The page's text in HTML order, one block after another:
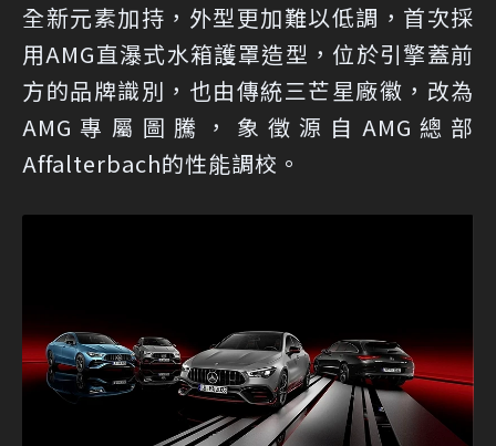
全新元素加持，外型更加難以低調，首次採
用AMG直瀑式水箱護罩造型，位於引擎蓋前
方的品牌識別，也由傳統三芒星廠徽，改為
AMG專屬圖騰，象徵源自AMG總部
Affalterbach的性能調校。